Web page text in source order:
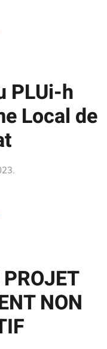
PLUi-h
Local de
.
NON